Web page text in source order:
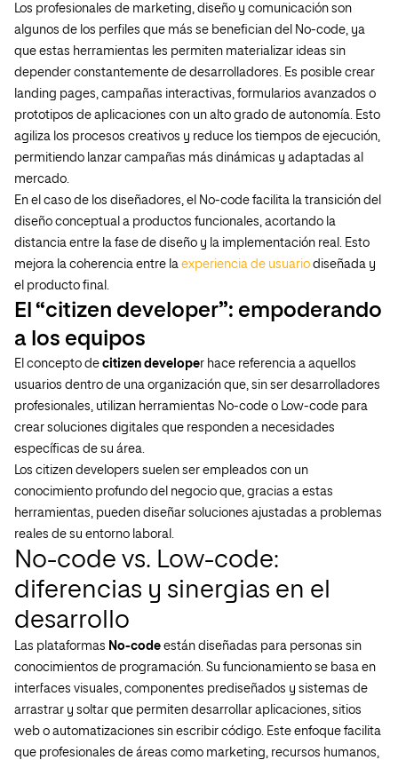
Los profesionales de marketing, diseño y comunicación son
algunos de los perfiles que más se benefician del No-code, ya
que estas herramientas les permiten materializar ideas sin
depender constantemente de desarrolladores. Es posible crear
landing pages, campañas interactivas, formularios avanzados o
prototipos de aplicaciones con un alto grado de autonomía. Esto
agiliza los procesos creativos y reduce los tiempos de ejecución,
permitiendo lanzar campañas más dinámicas y adaptadas al
mercado.
En el caso de los diseñadores, el No-code facilita la transición del
diseño conceptual a productos funcionales, acortando la
distancia entre la fase de diseño y la implementación real. Esto
mejora la coherencia entre la experiencia de usuario diseñada y
el producto final.
El “citizen developer”: empoderando
a los equipos
El concepto de citizen developer hace referencia a aquellos
usuarios dentro de una organización que, sin ser desarrolladores
profesionales, utilizan herramientas No-code o Low-code para
crear soluciones digitales que responden a necesidades
específicas de su área.
Los citizen developers suelen ser empleados con un
conocimiento profundo del negocio que, gracias a estas
herramientas, pueden diseñar soluciones ajustadas a problemas
reales de su entorno laboral.
No-code vs. Low-code:
diferencias y sinergias en el
desarrollo
Las plataformas No-code están diseñadas para personas sin
conocimientos de programación. Su funcionamiento se basa en
interfaces visuales, componentes prediseñados y sistemas de
arrastrar y soltar que permiten desarrollar aplicaciones, sitios
web o automatizaciones sin escribir código. Este enfoque facilita
que profesionales de áreas como marketing, recursos humanos,